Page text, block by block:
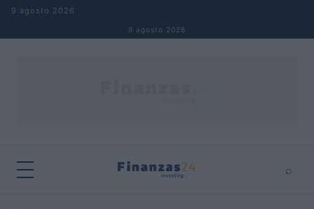
Saltar al contenido
9 agosto 2026
9 agosto 2026
⌕